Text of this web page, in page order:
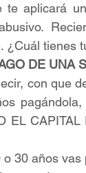
aplicará
¿Cuál tienes
DE UNA
con que
EL CAPITAL
30 años